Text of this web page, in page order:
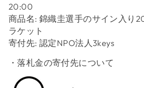
20:00
商品名: 錦織圭選手のサイン入り
ラケット
寄付先: 認定NPO法人3keys
・落札金の寄付先について